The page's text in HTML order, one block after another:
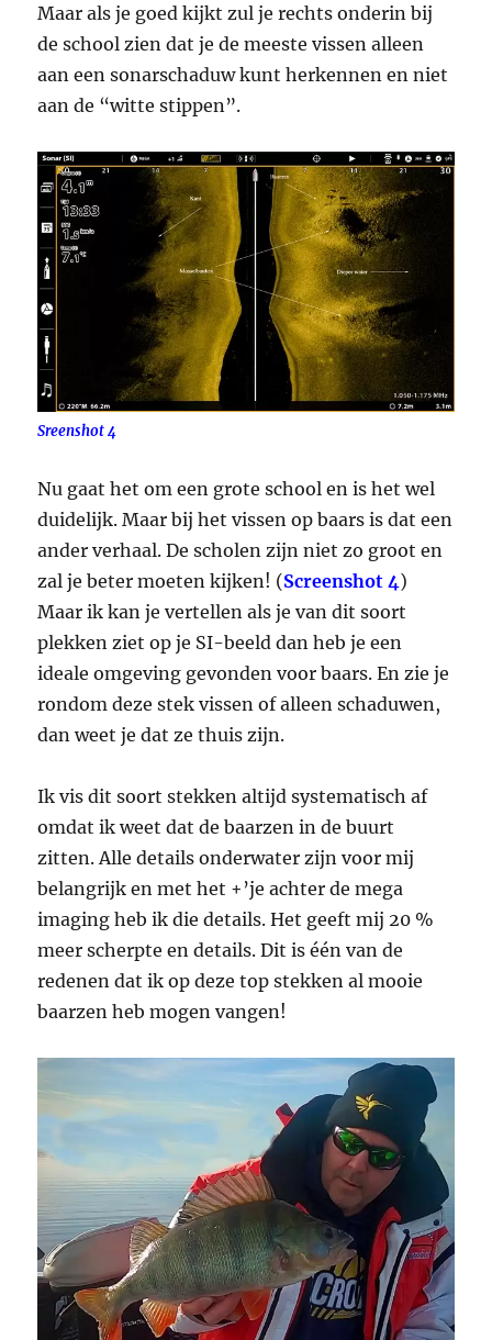
Maar als je goed kijkt zul je rechts onderin bij
de school zien dat je de meeste vissen alleen
aan een sonarschaduw kunt herkennen en niet
aan de “witte stippen”.
Sreenshot 4
Nu gaat het om een grote school en is het wel
duidelijk. Maar bij het vissen op baars is dat een
ander verhaal. De scholen zijn niet zo groot en
zal je beter moeten kijken! (Screenshot 4)
Maar ik kan je vertellen als je van dit soort
plekken ziet op je SI-beeld dan heb je een
ideale omgeving gevonden voor baars. En zie je
rondom deze stek vissen of alleen schaduwen,
dan weet je dat ze thuis zijn.
Ik vis dit soort stekken altijd systematisch af
omdat ik weet dat de baarzen in de buurt
zitten. Alle details onderwater zijn voor mij
belangrijk en met het +’je achter de mega
imaging heb ik die details. Het geeft mij 20 %
meer scherpte en details. Dit is één van de
redenen dat ik op deze top stekken al mooie
baarzen heb mogen vangen!